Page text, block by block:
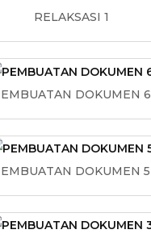
RELAKSASI 1
DOKUMEN 6
DOKUMEN 5